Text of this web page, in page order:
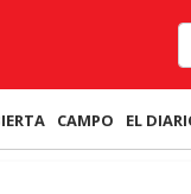
CAMPO EL